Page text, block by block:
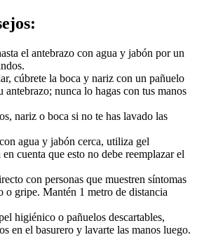
el antebrazo con agua y jabón por un
cúbrete la boca y nariz con un pañuelo
antebrazo; nunca lo hagas con tus manos
nariz o boca si no te has lavado las
agua y jabón cerca, utiliza gel
cuenta que esto no debe reemplazar el
con personas que muestren síntomas
o gripe. Mantén 1 metro de distancia
higiénico o pañuelos descartables,
en el basurero y lavarte las manos luego.